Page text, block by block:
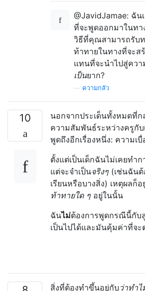
@JavidJamae: ฉั
ที่จะพูดออกมาในทา
วิธีที่คุณสามารถรับ
ท้าทายในทางที่จะส
แทนที่จะนำไปสู่ควา
เป็นยาก?
ความกลัว
10
นอกจากประเด็นทั้งหมดที่ก
ความสัมพันธ์ระหว่างครูกั
พูดถึงอีกเรื่องหนึ่ง: ความเ
ตั้งแต่เป็นเด็กฉันไม่เคยทำก
แต่จะจำเป็นจริงๆ (เช่นฉัน
เรียนหรือบางสิ่ง) เหตุผลก็
ท้าทายใด ๆ อยู่ในนั้น
ฉันไม่ต้องการพูดกรณีนี้กับ
เป็นไปได้และมันคุ้มค่าที่จะ
สิ่งที่ต้องทำขึ้นอยู่กับว่าทำไ